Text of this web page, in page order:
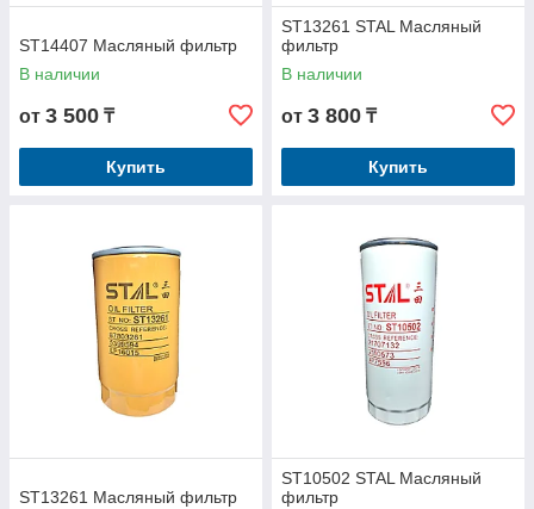
ST14407 Масляный фильтр
В наличии
от 3 500 ₸
Купить
ST13261 STAL Масляный
фильтр
В наличии
от 3 800 ₸
Купить
ST13261 Масляный фильтр
ST10502 STAL Масляный
фильтр